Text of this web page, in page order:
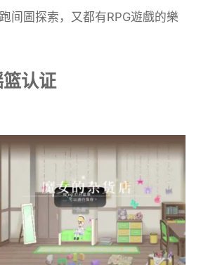
间圖探索，又都有RPG遊戲的樂
认证